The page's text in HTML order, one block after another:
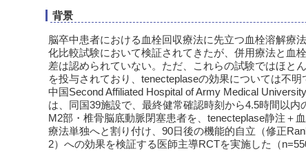
背景
脳卒中患者における血栓回収療法に先立つ血栓溶解療
化比較試験において検証されてきたが、併用療法と血
差は認められていない。ただ、これらの試験ではほと
を投与されており、tenecteplaseの効果については不明
中国Second Affiliated Hospital of Army Medical
は、同国39施設で、最終健常確認時刻から4.5時間以内
M2部・椎骨脳底動脈閉塞患者を、tenecteplase静注＋
療法単独へと割り付け、90日後の機能的自立（修正
2）への効果を検証する医師主導RCTを実施した（